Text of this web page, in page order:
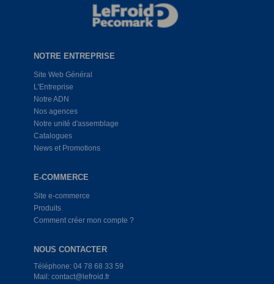
NOTRE ENTREPRISE
Site Web Général
L'Entreprise
Notre ADN
Nos agences
Notre unité d'assemblage
Catalogues
News et Promotions
E-COMMERCE
Site e-commerce
Produits
Comment créer mon compte ?
NOUS CONTACTER
Téléphone: 04 78 68 33 59
Mail: contact@lefroid.fr